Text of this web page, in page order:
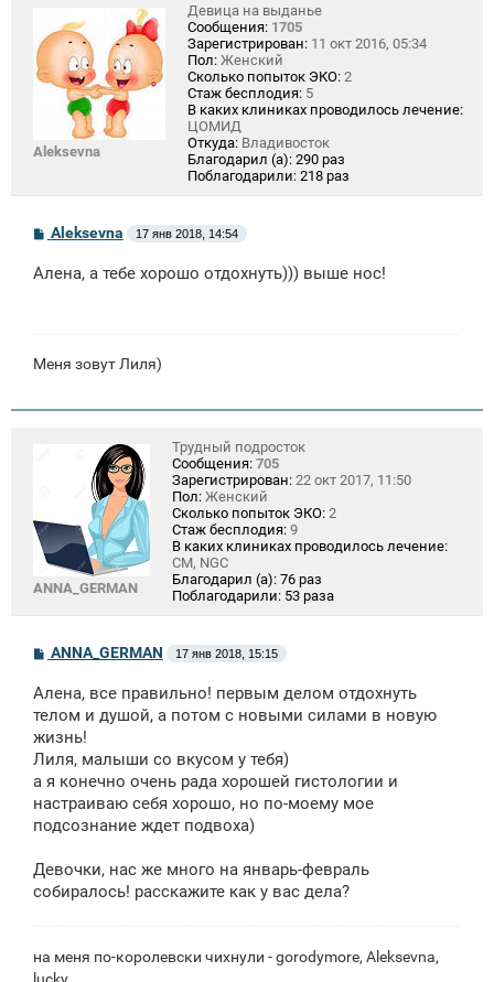
Aleksevna
Девица на выданье
Сообщения: 1705
Зарегистрирован: 11 окт 2016, 05:34
Пол: Женский
Сколько попыток ЭКО: 2
Стаж бесплодия: 5
В каких клиниках проводилось лечение:
ЦОМИД
Откуда: Владивосток
Благодарил (а): 290 раз
Поблагодарили: 218 раз
С
о
б
Aleksevna 17 янв 2018, 14:54
Алена, а тебе хорошо отдохнуть))) выше нос!
Меня зовут Лиля)
ANNA_GERMAN
Трудный подросток
Сообщения: 705
Зарегистрирован: 22 окт 2017, 11:50
Пол: Женский
Сколько попыток ЭКО: 2
Стаж бесплодия: 9
В каких клиниках проводилось лечение:
СМ, NGC
Благодарил (а): 76 раз
Поблагодарили: 53 раза
С
б
щ
н
и
ANNA_GERMAN 17 янв 2018, 15:15
Алена, все правильно! первым делом отдохнуть
телом и душой, а потом с новыми силами в новую
жизнь!
Лиля, малыши со вкусом у тебя)
а я конечно очень рада хорошей гистологии и
настраиваю себя хорошо, но по-моему мое
подсознание ждет подвоха)
Девочки, нас же много на январь-февраль
собиралось! расскажите как у вас дела?
на меня по-королевски чихнули - gorodymore, Aleksevna,